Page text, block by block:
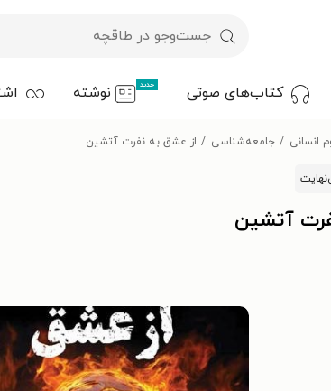
کتاب‌های صوتی جدید نوشته
انسانی جامعه‌شناسی از عشق به نفرت آتشین
آتشین